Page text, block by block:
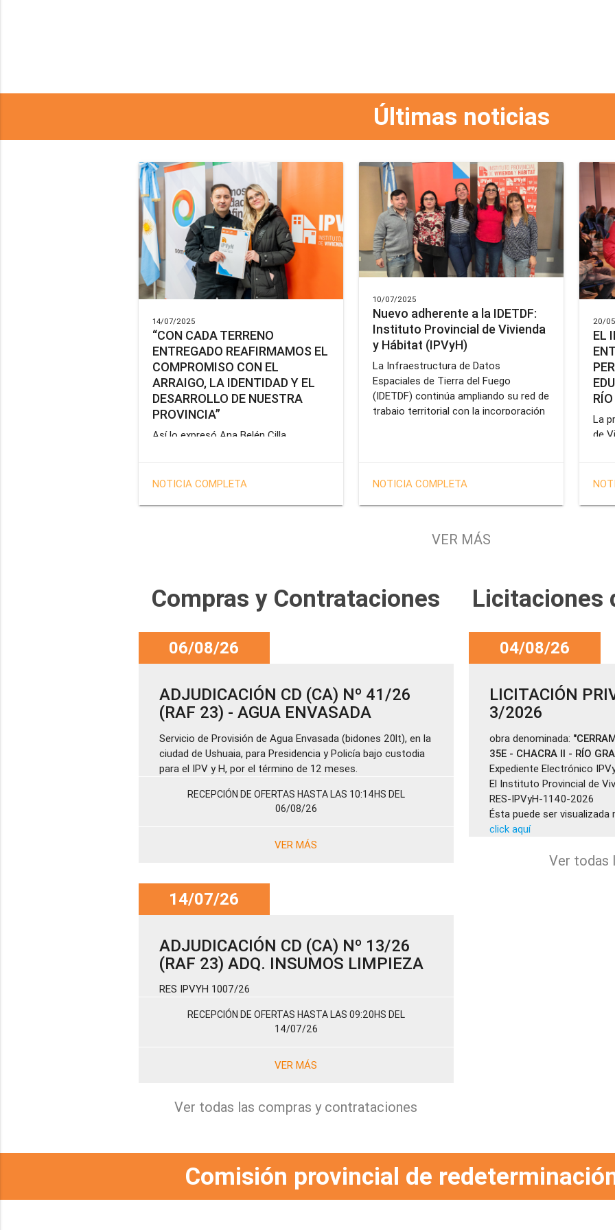
Últimas noticias
14/07/2025
“CON CADA TERRENO
ENTREGADO REAFIRMAMOS EL
COMPROMISO CON EL
ARRAIGO, LA IDENTIDAD Y EL
DESARROLLO DE NUESTRA
PROVINCIA”
Así lo expresó Ana Belén Cilla,
balance del trabajo del organismo en el
adjudicación de lotes a personal
NOTICIA COMPLETA
10/07/2025
Nuevo adherente a la IDETDF:
Instituto Provincial de Vivienda
y Hábitat (IPVyH)
La Infraestructura de Datos
Espaciales de Tierra del Fuego
(IDETDF) continúa ampliando su red de
trabajo territorial con la incorporación
NOTICIA COMPLETA
20/
EL
La
de
VER MÁS
Compras y Contrataciones
06/08/26
ADJUDICACIÓN CD (CA) Nº 41/26
(RAF 23) - AGUA ENVASADA
Servicio de Provisión de Agua Envasada (bidones 20lt), en la
ciudad de Ushuaia, para Presidencia y Policía bajo custodia
para el IPV y H, por el término de 12 meses.
RECEPCIÓN DE OFERTAS HASTA LAS 10:14HS DEL
06/08/26
VER MÁS
14/07/26
ADJUDICACIÓN CD (CA) Nº 13/26
(RAF 23) ADQ. INSUMOS LIMPIEZA
RES IPVYH 1007/26
RECEPCIÓN DE OFERTAS HASTA LAS 09:20HS DEL
14/07/26
VER MÁS
Ver todas las compras y contrataciones
Licitaciones
04/08/26
LICITACIÓN
3/2026
obra denominada:
35E - CHACRA II - RÍO
Expediente Electrónico
El Instituto Provincial de
RES-IPVyH-1140-2026
Ésta puede ser visualizada
click aquí
Ver todas
Comisión provincial de